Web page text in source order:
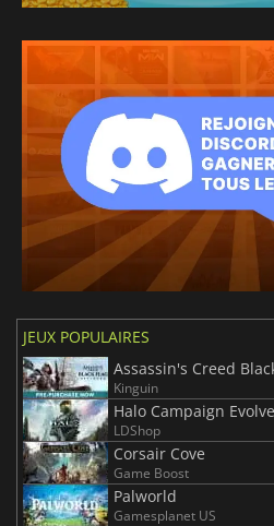
JEUX POPULAIRES
Assassin's Creed
Kinguin
Halo Campaign
LDShop
Corsair Cove
Game Boost
Palworld
Gamesplanet US